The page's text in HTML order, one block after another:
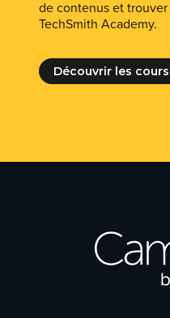
de contenus et
TechSmith Academy.
Découvrir les cours